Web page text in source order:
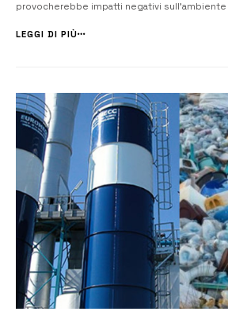
provocherebbe impatti negativi
LEGGI DI PIÙ